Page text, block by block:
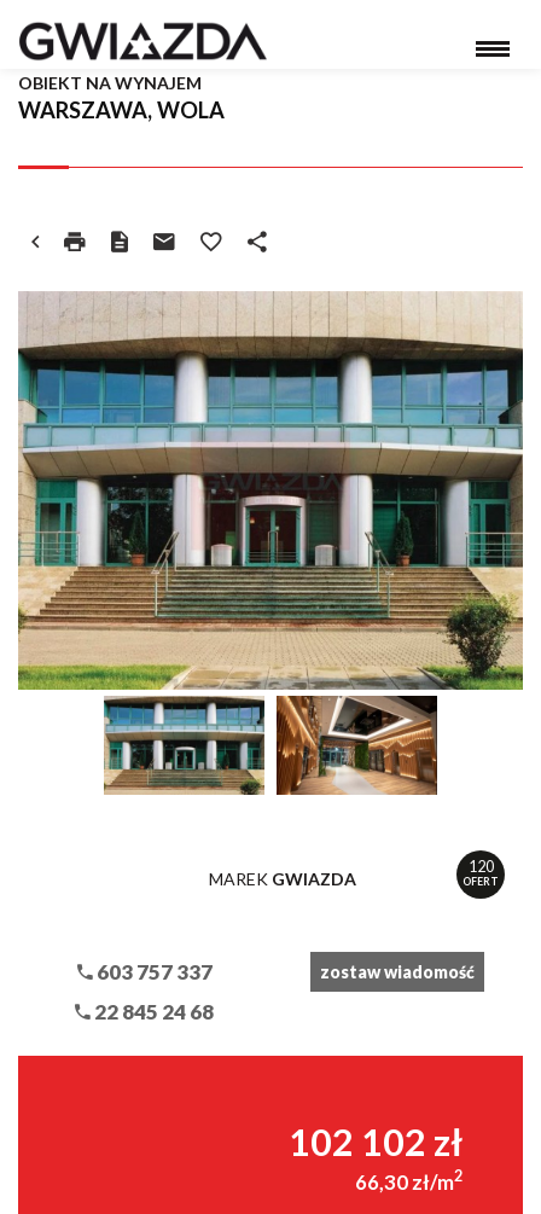
WARSZAWA, WOLA
OBIEKT NA WYNAJEM
120
OFERT
MAREK GWIAZDA
603 757 337
22 845 24 68
zostaw wiadomość
102 102 zł
66,30 zł/m2